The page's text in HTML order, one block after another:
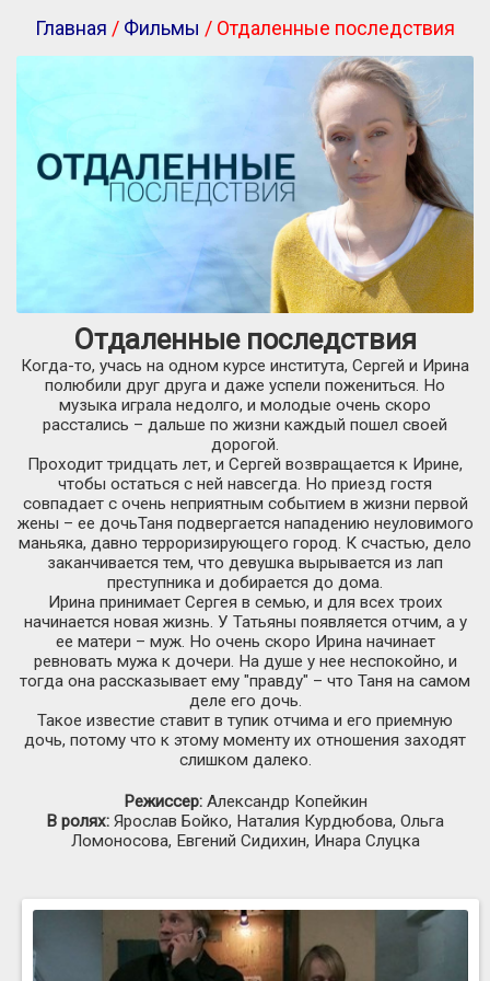
Главная / Фильмы / Отдаленные последствия
Отдаленные последствия
Когда-то, учась на одном курсе института, Сергей и Ирина
полюбили друг друга и даже успели пожениться. Но
музыка играла недолго, и молодые очень скоро
расстались – дальше по жизни каждый пошел своей
дорогой.
Проходит тридцать лет, и Сергей возвращается к Ирине,
чтобы остаться с ней навсегда. Но приезд гостя
совпадает с очень неприятным событием в жизни первой
жены – ее дочьТаня подвергается нападению неуловимого
маньяка, давно терроризирующего город. К счастью, дело
заканчивается тем, что девушка вырывается из лап
преступника и добирается до дома.
Ирина принимает Сергея в семью, и для всех троих
начинается новая жизнь. У Татьяны появляется отчим, а у
ее матери – муж. Но очень скоро Ирина начинает
ревновать мужа к дочери. На душе у нее неспокойно, и
тогда она рассказывает ему "правду" – что Таня на самом
деле его дочь.
Такое известие ставит в тупик отчима и его приемную
дочь, потому что к этому моменту их отношения заходят
слишком далеко.
Режиссер:Александр Копейкин
В ролях: Ярослав Бойко, Наталия Курдюбова, Ольга
Ломоносова, Евгений Сидихин, Инара Слуцка